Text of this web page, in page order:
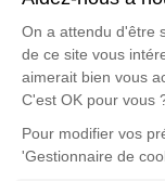
est un lieu
mémoire de
Cérémonie